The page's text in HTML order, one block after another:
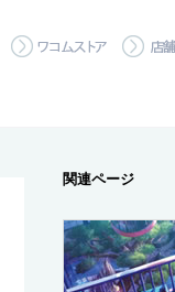
サポート・ダウンロード
ワコム
関連ページ